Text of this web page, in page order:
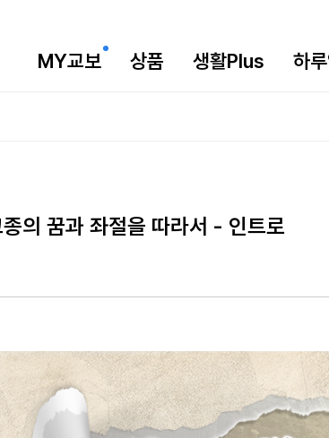
MY교보 상품 생활Plus 하
의 꿈과 좌절을 따라서 - 인트로